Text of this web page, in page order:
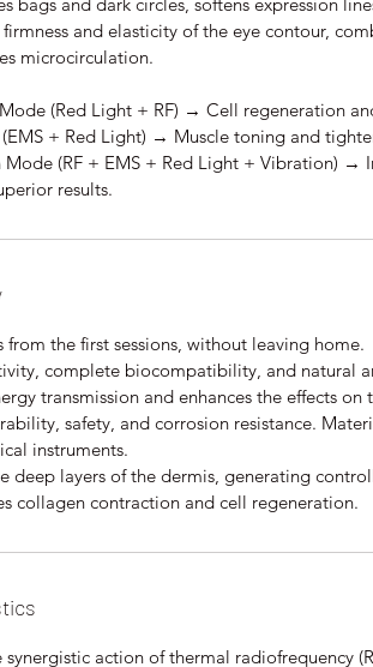
bags and dark circles, softens expression
and elasticity of the eye contour,
microcirculation.
(Red Light + RF) → Cell regeneration
+ Red Light) → Muscle toning and
(RF + EMS + Red Light + Vibration) →
results.
from the first sessions, without leaving home.
complete biocompatibility, and natural
transmission and enhances the effects on
safety, and corrosion resistance.
instruments.
deep layers of the dermis, generating
collagen contraction and cell regeneration.
synergistic action of thermal radiofrequency